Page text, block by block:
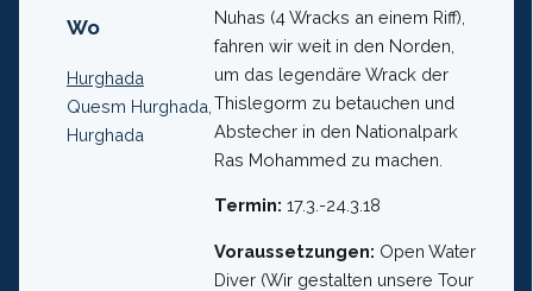
Wo
Hurghada
Quesm Hurghada,
Hurghada
Nuhas (4 Wracks an einem Riff),
fahren wir weit in den Norden,
um das legendäre Wrack der
Thislegorm zu betauchen und
Abstecher in den Nationalpark
Ras Mohammed zu machen.
Termin: 17.3.-24.3.18
Voraussetzungen: Open Water
Diver (Wir gestalten unsere Tour